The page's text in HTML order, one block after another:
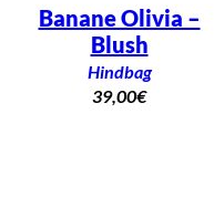
Banane Olivia –
Blush
Hindbag
39,00€